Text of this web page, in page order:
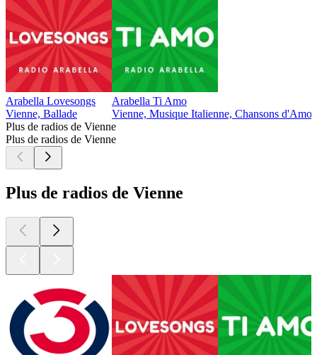
Arabella Lovesongs
Vienne, Ballade
Arabella Ti Amo
Vienne, Musique Italienne, Chansons
Plus de radios de Vienne
Plus de radios de Vienne
Plus de radios de Vienne